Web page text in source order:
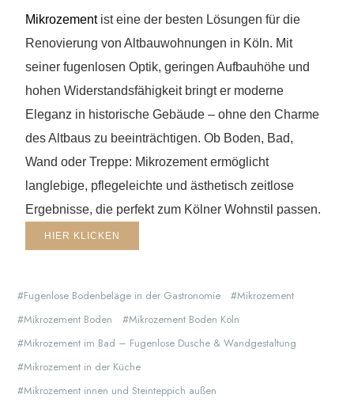
Mikrozementist eine der besten Lösungen für die
Renovierung von Altbauwohnungen in Köln. Mit
seiner fugenlosen Optik, geringen Aufbauhöhe und
hohen Widerstandsfähigkeit bringt er moderne
Eleganz in historische Gebäude – ohne den Charme
des Altbaus zu beeinträchtigen. Ob Boden, Bad,
Wand oder Treppe: Mikrozement ermöglicht
langlebige, pflegeleichte und ästhetisch zeitlose
Ergebnisse, die perfekt zum Kölner Wohnstil passen.
HIER KLICKEN
Fugenlose Bodenbeläge in der Gastronomie
Mikrozement
Mikrozement Boden
Mikrozement Boden Köln
Mikrozement im Bad – Fugenlose Dusche & Wandgestaltung
Mikrozement in der Küche
Mikrozement innen und Steinteppich außen